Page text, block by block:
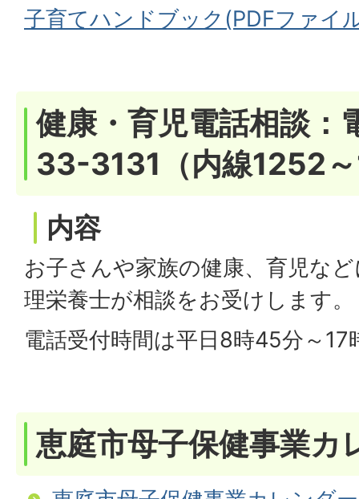
子育てハンドブック(PDFファイ
健康・育児電話相談
33-3131（内線1252
内容
お子さんや家族の健康、育児な
理栄養士が相談をお受けします。
電話受付時間は平日8時45分～17
恵庭市母子保健事業カ